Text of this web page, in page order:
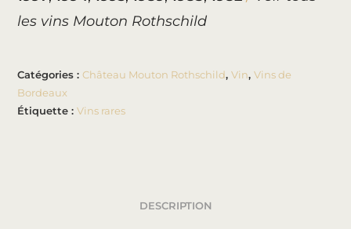
les vins Mouton Rothschild
Catégories :Château Mouton Rothschild,Vin,Vins de
Bordeaux
Étiquette :Vins rares
DESCRIPTION